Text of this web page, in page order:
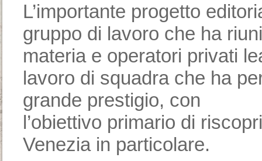
L’importante progetto
gruppo di lavoro che ha
materia e operatori privati
lavoro di squadra che ha
grande prestigio, con
l’obiettivo primario di
Venezia in particolare.